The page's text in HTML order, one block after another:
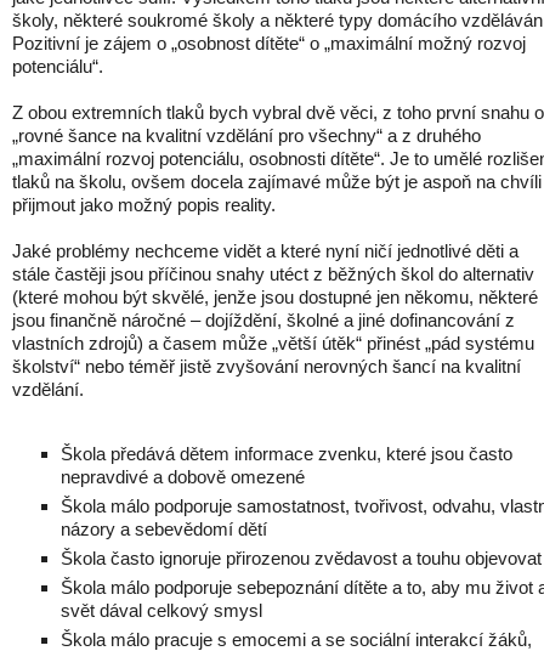
školy, některé soukromé školy a některé typy domácího
Pozitivní je zájem o „osobnost dítěte“ o „maximální možný rozvoj
potenciálu“.
Z obou extremních tlaků bych vybral dvě věci, z toho první snahu o
„rovné šance na kvalitní vzdělání pro všechny“ a z druhého
„maximální rozvoj potenciálu, osobnosti dítěte“. Je to umělé
tlaků na školu, ovšem docela zajímavé může být je aspoň na chvíli
přijmout jako možný popis reality.
Jaké problémy nechceme vidět a které nyní ničí jednotlivé děti a
stále častěji jsou příčinou snahy utéct z běžných škol do alternativ
(které mohou být skvělé, jenže jsou dostupné jen někomu, některé
jsou finančně náročné – dojíždění, školné a jiné dofinancování z
vlastních zdrojů) a časem může „větší útěk“ přinést „pád systému
školství“ nebo téměř jistě zvyšování nerovných šancí na kvalitní
vzdělání.
Škola předává dětem informace zvenku, které jsou často
nepravdivé a dobově omezené
Škola málo podporuje samostatnost, tvořivost, odvahu,
názory a sebevědomí dětí
Škola často ignoruje přirozenou zvědavost a touhu objevovat
Škola málo podporuje sebepoznání dítěte a to, aby mu život
svět dával celkový smysl
Škola málo pracuje s emocemi a se sociální interakcí žáků,